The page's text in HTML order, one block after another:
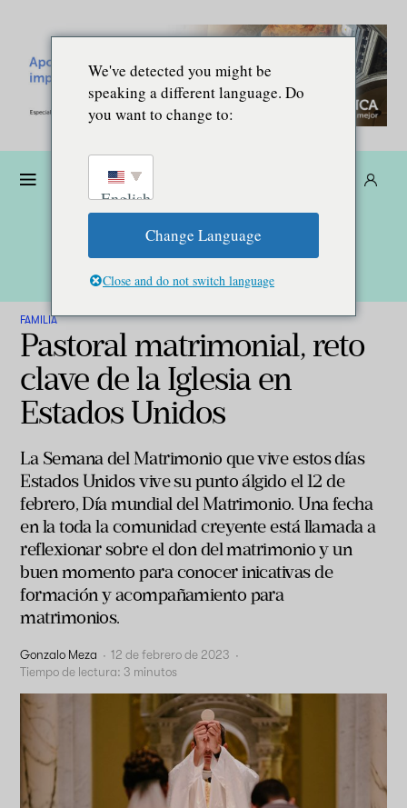
FAMILIA
Pastoral matrimonial, reto
clave de la Iglesia en
Estados Unidos
La Semana del Matrimonio que vive estos días
Estados Unidos vive su punto álgido el 12 de
febrero, Día mundial del Matrimonio. Una fecha
en la toda la comunidad creyente está llamada a
reflexionar sobre el don del matrimonio y un
buen momento para conocer inicativas de
formación y acompañamiento para
matrimonios.
Gonzalo Meza · 12 de febrero de 2023 ·
Tiempo de lectura: 3 minutos
We've detected you might be
speaking a different language. Do
you want to change to:
English
Change Language
Close and do not switch language